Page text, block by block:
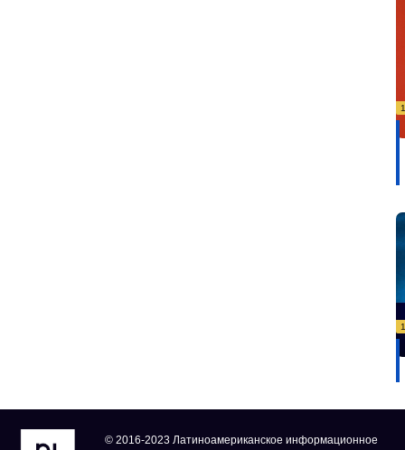
© 2016-2023 Латиноамериканское информационное